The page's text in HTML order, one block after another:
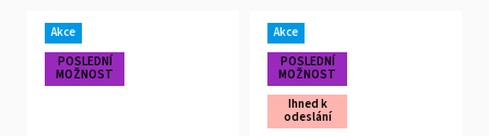
Akce
POSLEDNÍ
MOŽNOST
Akce
POSLEDNÍ
MOŽNOST
Ihned k
odeslání